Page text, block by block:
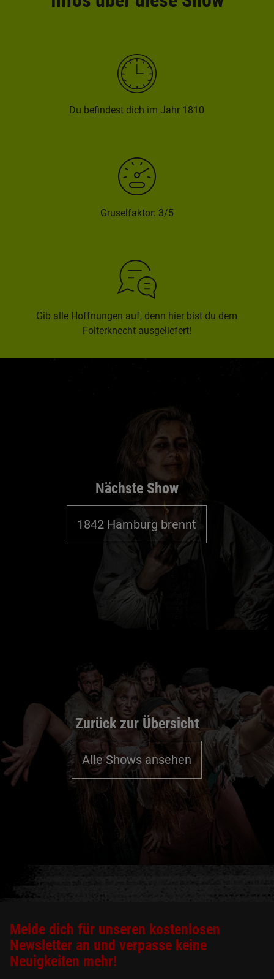
Du befindest dich im Jahr 1810
Gruselfaktor: 3/5
Gib alle Hoffnungen auf, denn hier bist du dem
Folterknecht ausgeliefert!
Nächste Show
1842 Hamburg brennt
Zurück zur Übersicht
Alle Shows ansehen
Melde dich für unseren kostenlosen
Newsletter an und verpasse keine
Neuigkeiten mehr!